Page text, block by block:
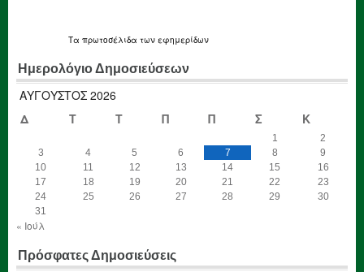
Τα πρωτοσέλιδα των εφημερίδων
Ημερολόγιο Δημοσιεύσεων
ΑΎΓΟΥΣΤΟΣ 2026
Δ
Τ Τ Π Π Σ Κ
1
2
3
4 5 6 7 8
9
10
11 12 13 14 15
16
17
18 19 20 21 22
23
24
25 26 27 28 29
30
31
« Ιούλ
Πρόσφατες Δημοσιεύσεις